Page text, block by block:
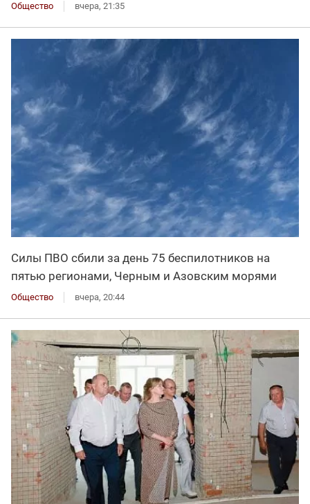
Общество вчера, 21:35
Силы ПВО сбили за день 75 беспилотников на
пятью регионами, Черным и Азовским морями
Общество вчера, 20:44